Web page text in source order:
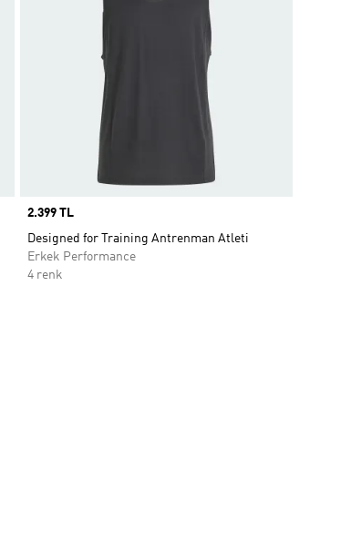
Price
2.399 TL
Designed for Training Antrenman Atleti
Erkek Performance
4 renk